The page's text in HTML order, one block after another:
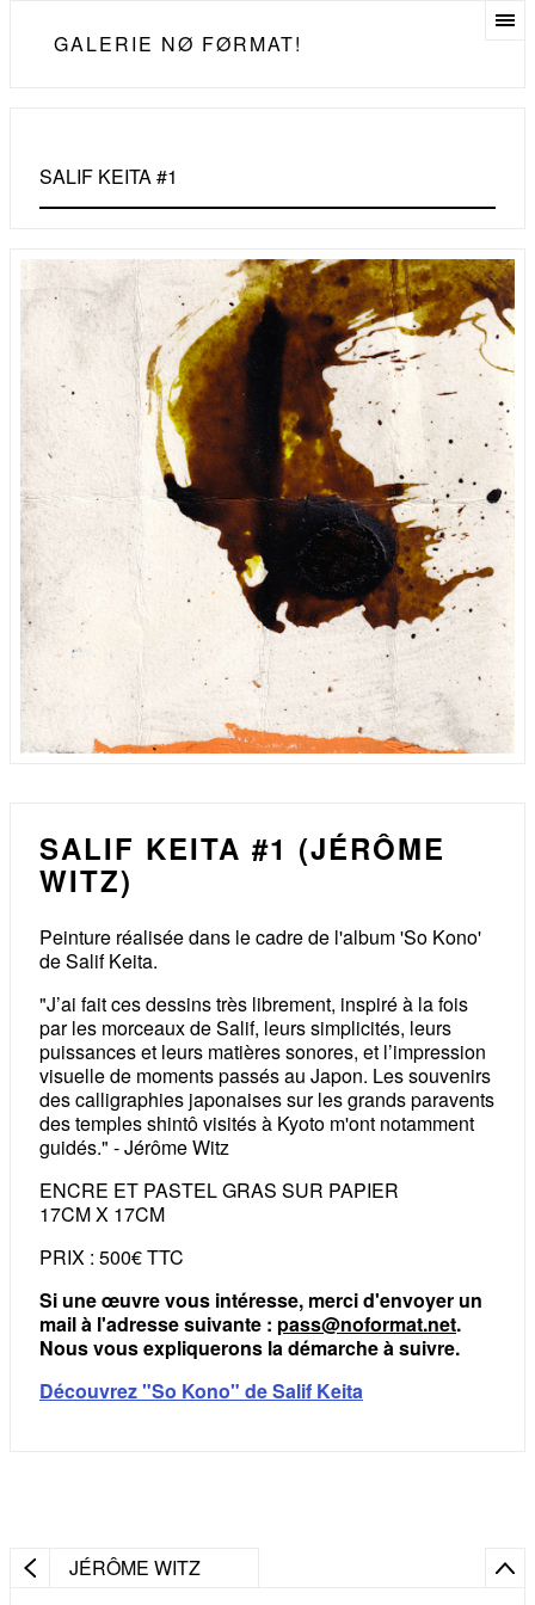
GALERIE NØ FØRMAT!
SALIF KEITA #1
SALIF KEITA #1 (JÉRÔME
WITZ)
Peinture réalisée dans le cadre de l'album 'So Kono'
de Salif Keita.
"J’ai fait ces dessins très librement, inspiré à la fois
par les morceaux de Salif, leurs simplicités, leurs
puissances et leurs matières sonores, et l’impression
visuelle de moments passés au Japon. Les souvenirs
des calligraphies japonaises sur les grands paravents
des temples shintô visités à Kyoto m'ont notamment
guidés." - Jérôme Witz
ENCRE ET PASTEL GRAS SUR PAPIER
17CM X 17CM
PRIX : 500€ TTC
Si une œuvre vous intéresse, merci d'envoyer un
mail à l'adresse suivante : pass@noformat.net.
Nous vous expliquerons la démarche à suivre.
Découvrez "So Kono" de Salif Keita
JÉRÔME WITZ